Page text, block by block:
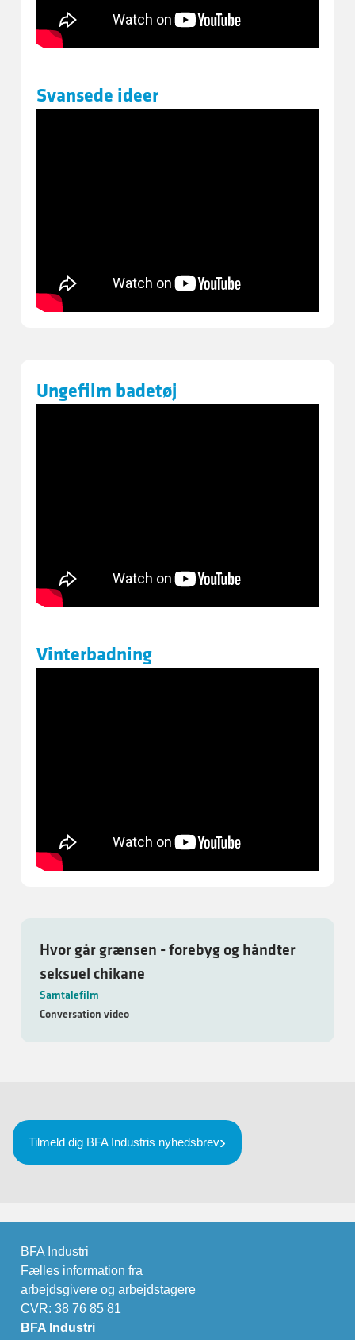
Hvor går grænsen - forebyg og håndter
seksuel chikane
Samtalefilm
Conversation video
Svansede ideer
Ungefilm badetøj
Vinterbadning
Tilmeld dig BFA Industris nyhedsbrev
BFA Industri
Fælles information fra
arbejdsgivere og arbejdstagere
CVR: 38 76 85 81
BFA Industri